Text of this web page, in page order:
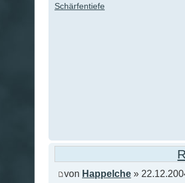
Schärfentiefe
von Happelche »